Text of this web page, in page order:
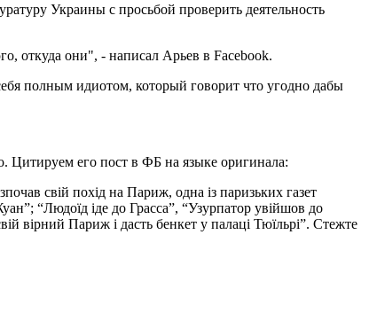
Украины с просьбой проверить деятельность
откуда они", - написал Арьев в Facebook.
полным идиотом, который говорит что угодно дабы
Цитируем его пост в ФБ на языке оригинала:
свій похід на Париж, одна із паризьких газет
“Людоїд іде до Грасса”, “Узурпатор увійшов до
вірний Париж і дасть бенкет у палаці Тюїльрі”. Стежте